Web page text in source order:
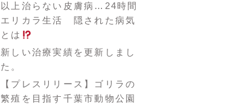
以上治らない皮膚病…24時間
エリカラ生活 隠された病気
とは
新しい治療実績を更新しまし
た。
【プレスリリース】ゴリラの
繁殖を目指す千葉市動物公園